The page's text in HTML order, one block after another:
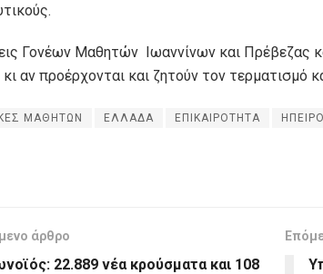
Γονέων Μαθητών Ιωαννίνων και Πρέβεζας
κι αν προέρχονται και ζητούν τον τερματισμό
ΜΑΘΗΤΩΝ ΕΛΛΑΔΑ ΕΠΙΚΑΙΡΟΤΗΤΑ
άρθρο
22.889 νέα κρούσματα και 108